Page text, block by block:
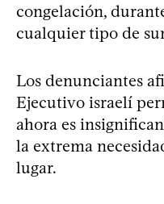
congelación,
cualquier tipo de
Los denunciantes
Ejecutivo israelí
ahora es
la extrema
lugar.